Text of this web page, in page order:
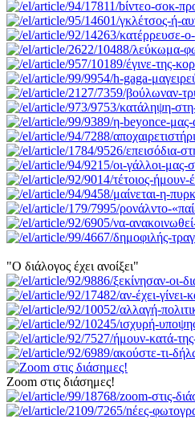
"Ο διάλογος έχει ανοίξει"
Zoom στις διάσημες!